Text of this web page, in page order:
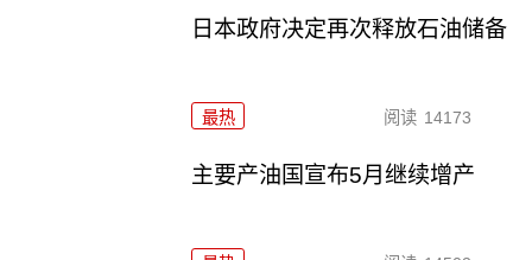
日本政府决定再次释放石油储备
最热 阅读 14173
主要产油国宣布5月继续增产